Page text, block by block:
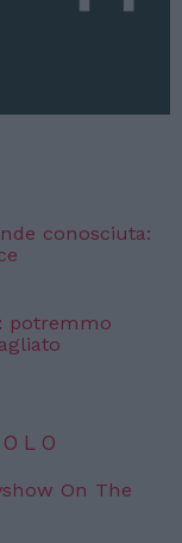
conosciuta:
potremmo
On The